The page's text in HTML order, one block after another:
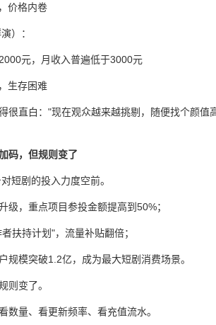
价格内卷
）：
元，月收入普遍低于3000元
生存困难
很直白："现在观众越来越挑剔，随便找个颜
码，但规则变了
短剧的投入力度空前。
级，重点项目参投金额提高到50%；
扶持计划"，流量补贴翻倍；
规模突破1.2亿，成为最大短剧消费场景。
则变了。
数量、看更新频率、看充值流水。